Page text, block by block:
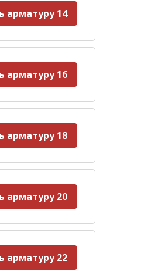
арматуру 14
арматуру 16
арматуру 18
арматуру 20
арматуру 22